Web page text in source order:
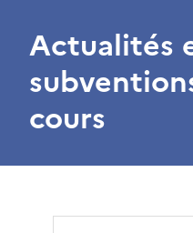
Actualités
cours